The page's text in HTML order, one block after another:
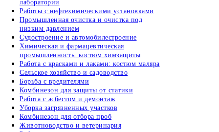
лаборатории
Работы с нефтехимическими установками
Промышленная очистка и очистка под
низким давлением
Судостроение и автомобилестроение
Химическая и фармацевтическая
промышленность: костюм химзащиты
Работа с красками и лаками: костюм маляра
Сельское хозяйство и садоводство
Борьба с вредителями
Комбинезон для защиты от статики
Работа с асбестом и демонтаж
Уборка загрязненных участков
Комбинезон для отбора проб
Животноводство и ветеринария